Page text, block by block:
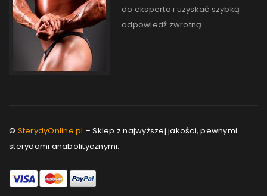
do eksperta i uzyskać szybką
odpowiedź zwrotną.
© SterydyOnline.pl – Sklep z najwyższej jakości, pewnymi
sterydami anabolitycznymi.